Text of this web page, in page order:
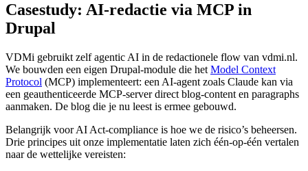
Casestudy: AI-redactie via MCP in
Drupal
VDMi gebruikt zelf agentic AI in de redactionele flow van vdmi.nl.
We bouwden een eigen Drupal-module die het Model Context
Protocol (MCP) implementeert: een AI-agent zoals Claude kan via
een geauthenticeerde MCP-server direct blog-content en paragraphs
aanmaken. De blog die je nu leest is ermee gebouwd.
Belangrijk voor AI Act-compliance is hoe we de risico’s beheersen.
Drie principes uit onze implementatie laten zich één-op-één vertalen
naar de wettelijke vereisten: